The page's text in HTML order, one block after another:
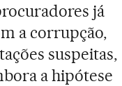
já
a corrupção,
suspeitas,
a hipótese